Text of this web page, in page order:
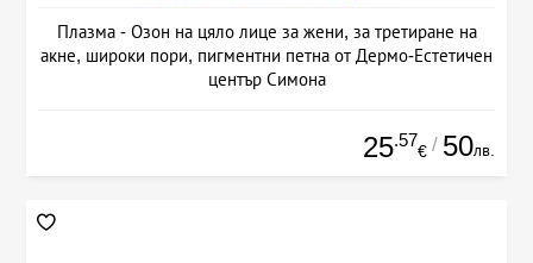
Плазма - Озон на цяло лице за жени, за третиране на
акне, широки пори, пигментни петна от Дермо-Естетичен
център Симона
25.57
€ / 50лв.